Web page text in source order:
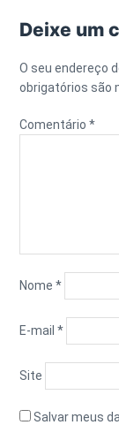
Deixe um
O seu endereço
obrigatórios são
Comentário*
Nome*
E-mail*
Site
Salvar meus